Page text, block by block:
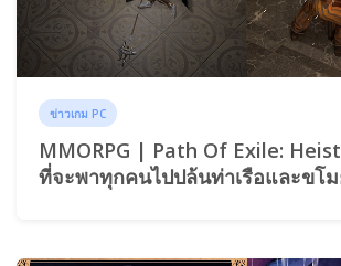
ข่าวเกม PC
MMORPG | Path Of Exile:
ที่จะพาทุกคนไปปล้นท่าเรือและขโ